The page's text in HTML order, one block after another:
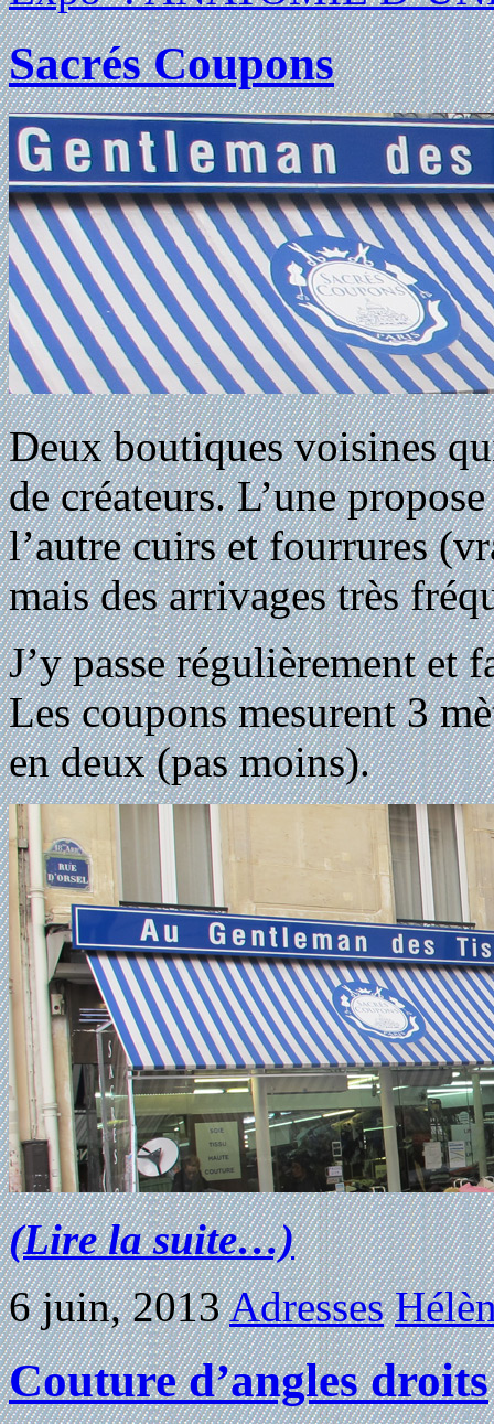
Sacrés Coupons
Deux boutiques voisines
de créateurs. L’une
l’autre cuirs et fourrures
mais des arrivages très
J’y passe régulièrement et
Les coupons mesurent 3
en deux (pas moins).
(Lire la suite…)
6 juin, 2013Adresses
Couture d’angles droits